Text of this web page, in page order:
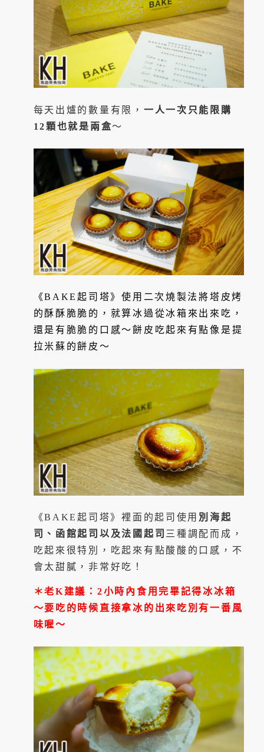
每天出爐的數量有限， 一人一次只能限購
12顆也就是兩盒～
《BAKE起司塔》使用二次燒製法將塔皮烤
的酥酥脆脆的，就算冰過從冰箱來出來吃，
還是有脆脆的口感～餅皮吃起來有點像是提
拉米蘇的餅皮～
《BAKE起司塔》裡面的起司使用 別海起
司、函館起司以及法國起司 三種調配而成，
吃起來很特別，吃起來有點酸酸的口感，不
會太甜膩，非常好吃！
＊老K建議：2小時內食用完畢記得冰冰箱
～要吃的時候直接拿冰的出來吃別有一番風
味喔～